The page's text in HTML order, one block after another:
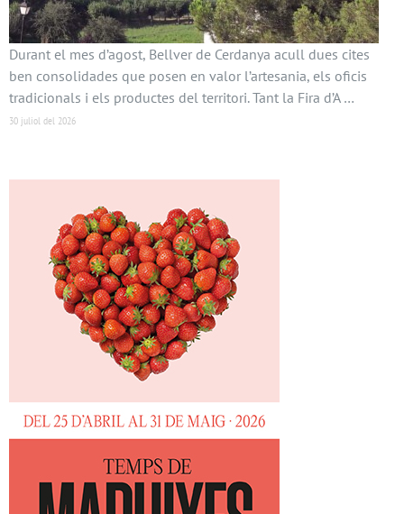
Durant el mes d’agost, Bellver de Cerdanya acull dues cites
ben consolidades que posen en valor l’artesania, els oficis
tradicionals i els productes del territori. Tant la Fira d’A …
30 juliol del 2026